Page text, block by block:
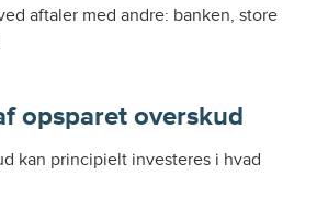
aftaler med andre: banken, store
opsparet overskud
kan principielt investeres i hvad